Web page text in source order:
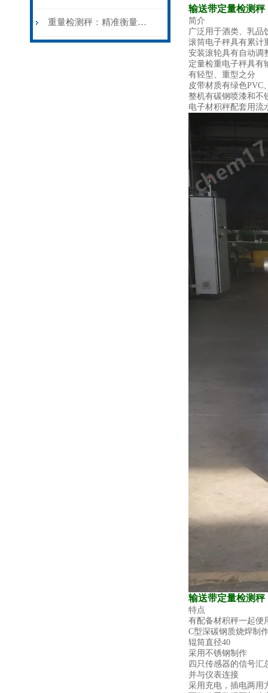
重量检测秤：精准衡量，保障质量与合规性
输送带定量检测
简介
广泛用于酒类、乳品
滚筒电子秤具有累计
安装滚轮具有自动调
定量检重电子秤具有
有轻型、重型之分
皮带材质有绿色PVC
整机有碳钢喷漆和不
电子材积秤配套用流
输送带定量检测
特点
有配备材积秤一起便
C型深碳钢质烧焊制
辊筒直径40
采用不锈钢制作
四只传感器的信号汇
并与仪表连接
采用充电，插电两用